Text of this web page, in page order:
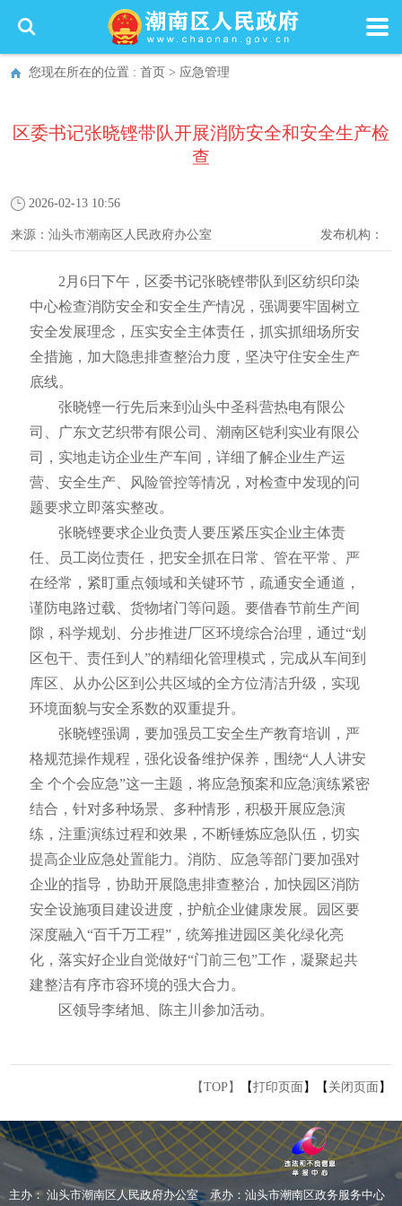
您现在所在的位置 : 首页 > 应急管理
区委书记张晓铿带队开展消防安全和安全生产检
查
2026-02-13 10:56
来源： 汕头市潮南区人民政府办公室 发布机构：
2月6日下午，区委书记张晓铿带队到区纺织印染
中心检查消防安全和安全生产情况，强调要牢固树立
安全发展理念，压实安全主体责任，抓实抓细场所安
全措施，加大隐患排查整治力度，坚决守住安全生产
底线。
张晓铿一行先后来到汕头中圣科营热电有限公
司、广东文艺织带有限公司、潮南区铠利实业有限公
司，实地走访企业生产车间，详细了解企业生产运
营、安全生产、风险管控等情况，对检查中发现的问
题要求立即落实整改。
张晓铿要求企业负责人要压紧压实企业主体责
任、员工岗位责任，把安全抓在日常、管在平常、严
在经常，紧盯重点领域和关键环节，疏通安全通道，
谨防电路过载、货物堵门等问题。要借春节前生产间
隙，科学规划、分步推进厂区环境综合治理，通过“划
区包干、责任到人”的精细化管理模式，完成从车间到
库区、从办公区到公共区域的全方位清洁升级，实现
环境面貌与安全系数的双重提升。
张晓铿强调，要加强员工安全生产教育培训，严
格规范操作规程，强化设备维护保养，围绕“人人讲安
全 个个会应急”这一主题，将应急预案和应急演练紧密
结合，针对多种场景、多种情形，积极开展应急演
练，注重演练过程和效果，不断锤炼应急队伍，切实
提高企业应急处置能力。消防、应急等部门要加强对
企业的指导，协助开展隐患排查整治，加快园区消防
安全设施项目建设进度，护航企业健康发展。园区要
深度融入“百千万工程”，统筹推进园区美化绿化亮
化，落实好企业自觉做好“门前三包”工作，凝聚起共
建整洁有序市容环境的强大合力。
区领导李绪旭、陈主川参加活动。
【TOP】 【打印页面 】【 关闭页面 】
主办： 汕头市潮南区人民政府办公室 承办：汕头市潮南区政务服务中心